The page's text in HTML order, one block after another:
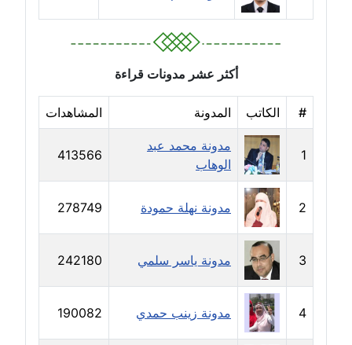
مدونة حاتم سلامة
عاملة
مدونة حجازي يونس
مدونة حسن رجب
عاملة
مدونة حسن غريب
معلق
مدونة حسن محي الدين
متوفي
مدونة حسين العلي
عاملة
أكثر عشر مدونات قراءة
# الكاتب المدونة المشاهدات
1
مدونة محمد عبد
الوهاب
413566
2 مدونة نهلة حمودة 278749
3 مدونة ياسر سلمي 242180
4 مدونة زينب حمدي 190082